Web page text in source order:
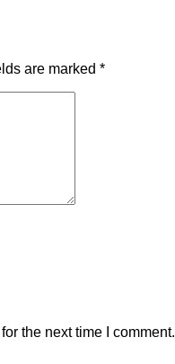
are marked *
the next time I comment.